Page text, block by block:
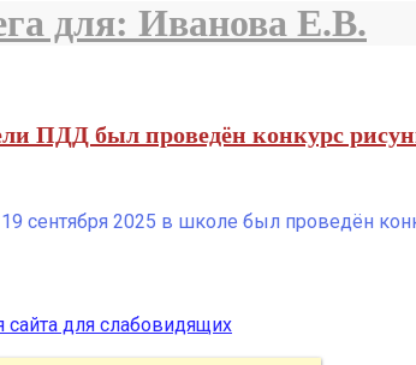
для: Иванова Е.В.
ПДД был проведён конкурс
19 сентября 2025 в школе был проведён
сайта для слабовидящих